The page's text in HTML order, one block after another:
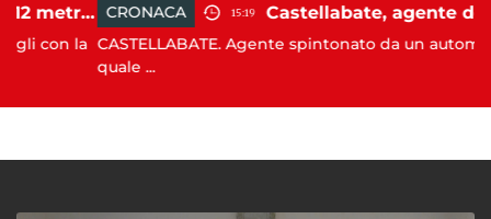
Castellabate, barca di 12 metri resta incastrata sugli scogli: salvate 9 persone
la
CRONACA 15:19
CASTELLABATE. Agente spintonato da un
quale ...